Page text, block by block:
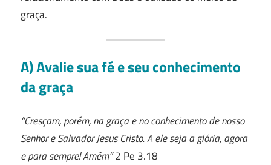
graça.
A) Avalie sua fé e seu conhecimento
da graça
“Cresçam, porém, na graça e no conhecimento de nosso
Senhor e Salvador Jesus Cristo. A ele seja a glória, agora
e para sempre! Amém”2 Pe 3.18